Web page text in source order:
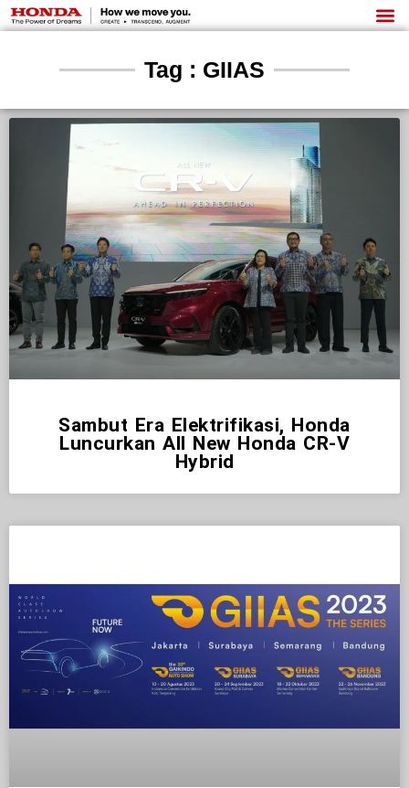
Tag : GIIAS
Sambut Era Elektrifikasi, Honda
Luncurkan All New Honda CR-V
Hybrid